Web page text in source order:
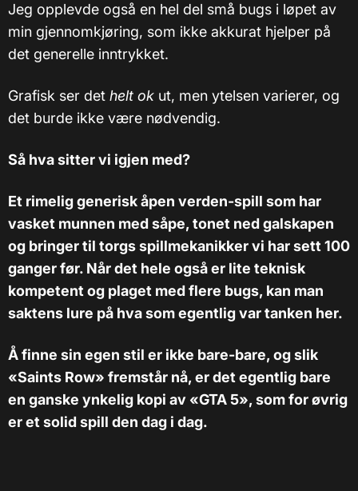
Jeg opplevde også en hel del små bugs i løpet av
min gjennomkjøring, som ikke akkurat hjelper på
det generelle inntrykket.
Grafisk ser det helt ok ut, men ytelsen varierer, og
det burde ikke være nødvendig.
Så hva sitter vi igjen med?
Et rimelig generisk åpen verden-spill som har
vasket munnen med såpe, tonet ned galskapen
og bringer til torgs spillmekanikker vi har sett 100
ganger før. Når det hele også er lite teknisk
kompetent og plaget med flere bugs, kan man
saktens lure på hva som egentlig var tanken her.
Å finne sin egen stil er ikke bare-bare, og slik
«Saints Row» fremstår nå, er det egentlig bare
en ganske ynkelig kopi av «GTA 5», som for øvrig
er et solid spill den dag i dag.